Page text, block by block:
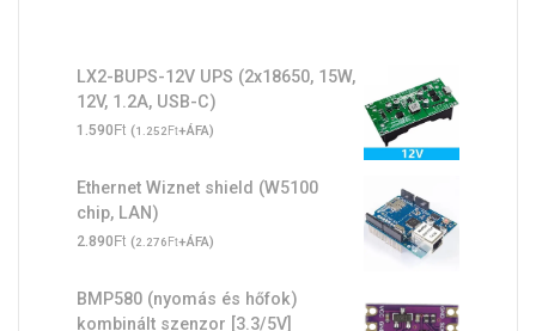
LX2-BUPS-12V UPS (2x18650, 15W,
12V, 1.2A, USB-C)
1.590Ft (1.252Ft+ÁFA)
Ethernet Wiznet shield (W5100
chip, LAN)
2.890Ft (2.276Ft+ÁFA)
BMP580 (nyomás és hőfok)
kombinált szenzor [3.3/5V]